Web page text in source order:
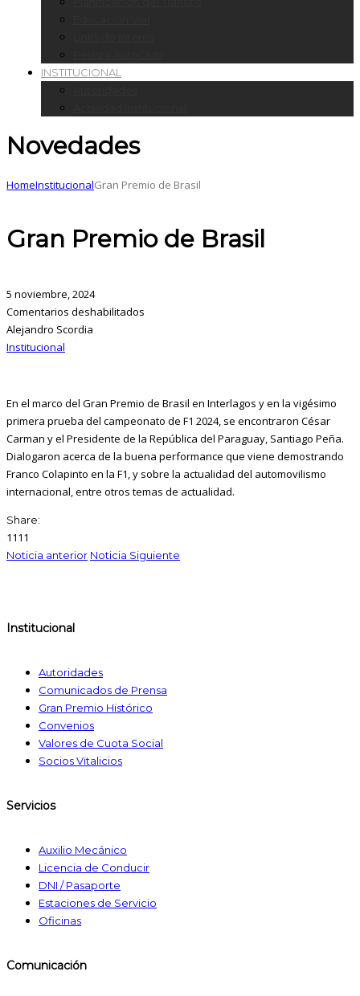
INSTITUCIONAL
Novedades
HomeInstitucionalGran Premio de Brasil
Gran Premio de Brasil
5 noviembre, 2024
Comentarios deshabilitados
Alejandro Scordia
Institucional
En el marco del Gran Premio de Brasil en Interlagos y en la vigésimo
primera prueba del campeonato de F1 2024, se encontraron César
Carman y el Presidente de la República del Paraguay, Santiago Peña.
Dialogaron acerca de la buena performance que viene demostrando
Franco Colapinto en la F1, y sobre la actualidad del automovilismo
internacional, entre otros temas de actualidad.
Share:
1111
Noticia anterior Noticia Siguiente
Institucional
Autoridades
Comunicados de Prensa
Gran Premio Histórico
Convenios
Valores de Cuota Social
Socios Vitalicios
Servicios
Auxilio Mecánico
Licencia de Conducir
DNI / Pasaporte
Estaciones de Servicio
Oficinas
Comunicación